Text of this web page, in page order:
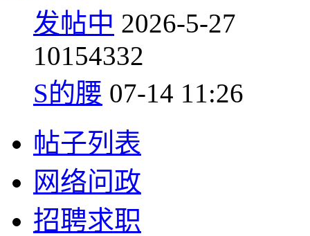
发帖中 2026-5-27
10154332
S的腰 07-14 11:26
帖子列表
网络问政
招聘求职